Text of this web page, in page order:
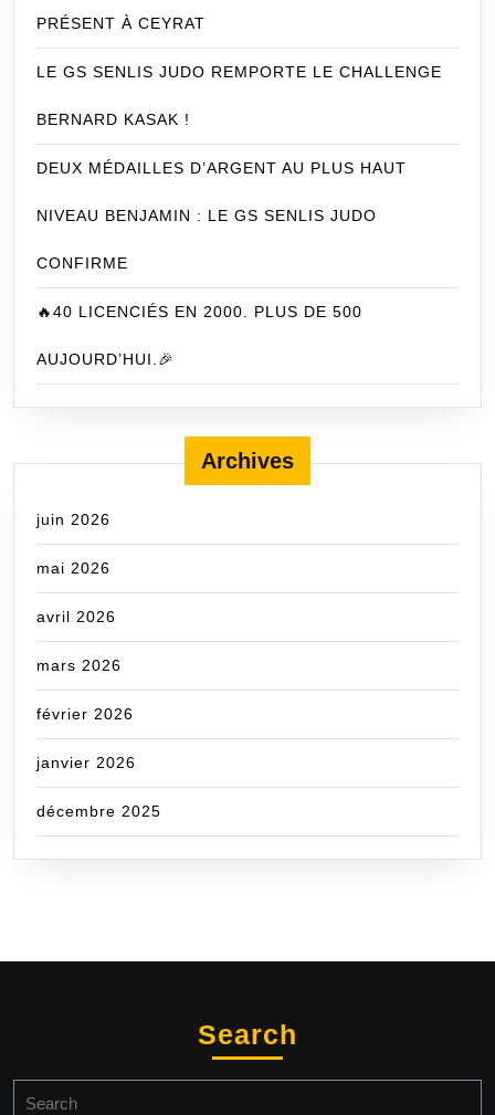
PRÉSENT À CEYRAT
LE GS SENLIS JUDO REMPORTE LE CHALLENGE
BERNARD KASAK !
DEUX MÉDAILLES D’ARGENT AU PLUS HAUT
NIVEAU BENJAMIN : LE GS SENLIS JUDO
CONFIRME
🔥40 LICENCIÉS EN 2000. PLUS DE 500
AUJOURD’HUI.🎉
Archives
juin 2026
mai 2026
avril 2026
mars 2026
février 2026
janvier 2026
décembre 2025
Search